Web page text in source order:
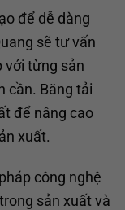
để dễ dàng
sẽ tư vấn
với từng sản
cần. Băng tải
để nâng cao
xuất.
công nghệ
sản xuất và